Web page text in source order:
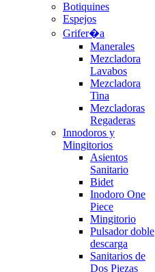
Botiquines
Espejos
Grifer�a
Manerales
Mezcladora
Lavabos
Mezcladora
Tina
Mezcladoras
Regaderas
Innodoros y
Mingitorios
Asientos
Sanitario
Bidet
Inodoro One
Piece
Mingitorio
Pulsador doble
descarga
Sanitarios de
Dos Piezas